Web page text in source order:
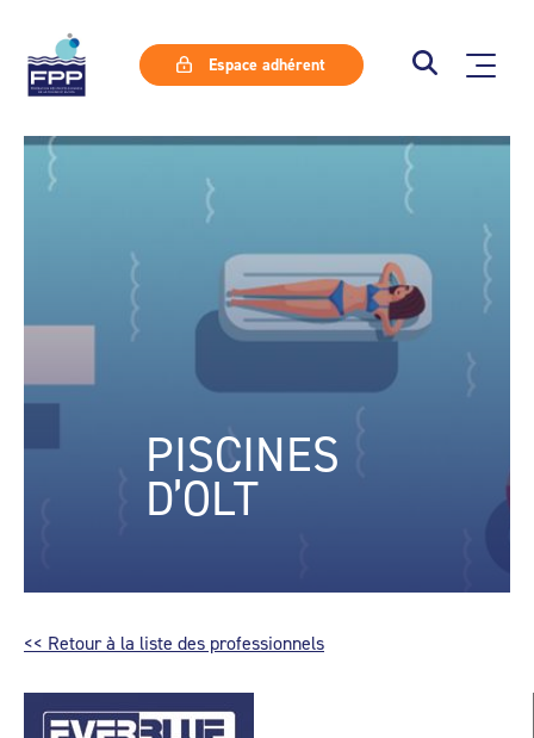
Espace adhérent
PISCINES
D’OLT
<< Retour à la liste des professionnels